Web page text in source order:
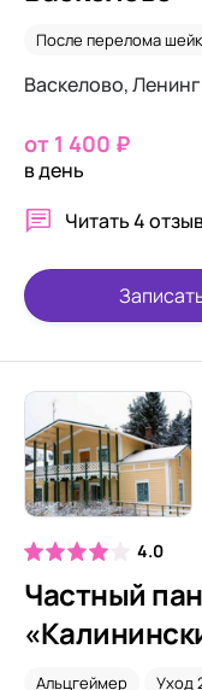
После перелома
Васкелово,
от 1 400 ₽
в день
Читать4
4.0
Частный
Альцгеймер Уход